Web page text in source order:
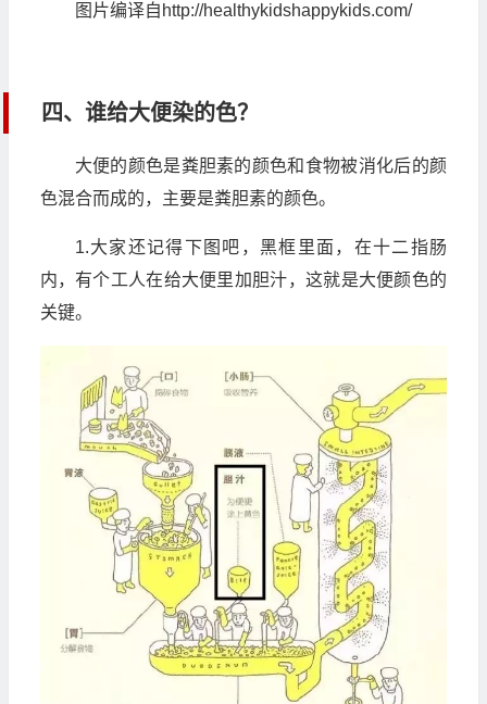
图片编译自http://healthykidshappykids.com/
四、谁给大便染的色？
大便的颜色是粪胆素的颜色和食物被消化后的颜
色混合而成的，主要是粪胆素的颜色。
1.大家还记得下图吧，黑框里面，在十二指肠
内，有个工人在给大便里加胆汁，这就是大便颜色的
关键。